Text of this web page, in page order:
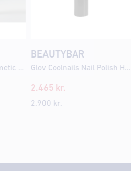
K18 Future IQ Biomimetic Hair Longevity Serum 90ml
BEAUTYBAR
Glov Coolnails Nail Polish Hologoddess
2.465 kr.
2.900kr.